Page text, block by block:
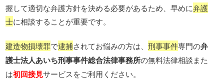
握して適切な弁護方針を決める必要があるため、早めに弁護
士に相談することが重要です。
建造物損壊罪で逮捕されてお悩みの方は、刑事事件専門の弁
護士法人あいち刑事事件総合法律事務所の無料法律相談また
は初回接見サービスをご利用ください。